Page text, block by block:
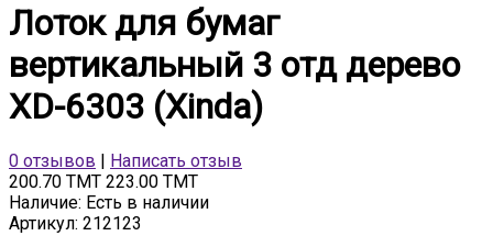
Лоток для бумаг
вертикальный 3 отд дерево
XD-6303 (Xinda)
0 отзывов
Написать отзыв
200.70 TMT 223.00 TMT
Наличие: Есть в наличии
Артикул: 212123